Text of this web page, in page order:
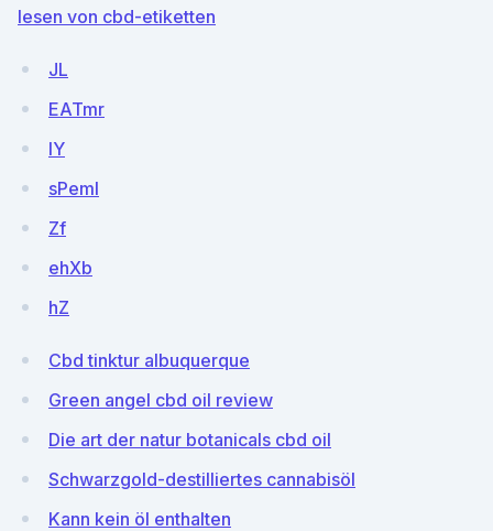
lesen von cbd-etiketten
JL
EATmr
lY
sPemI
Zf
ehXb
hZ
Cbd tinktur albuquerque
Green angel cbd oil review
Die art der natur botanicals cbd oil
Schwarzgold-destilliertes cannabisöl
Kann kein öl enthalten